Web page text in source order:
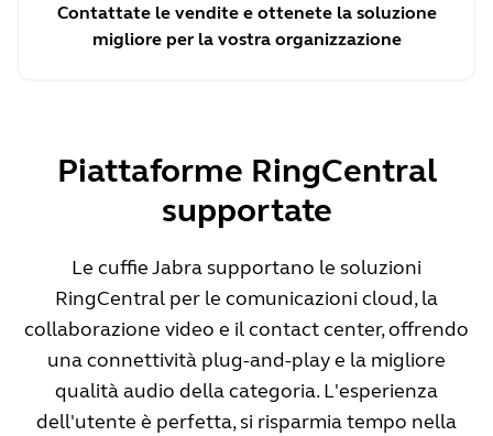
Contattate le vendite e ottenete la soluzione
migliore per la vostra organizzazione
Piattaforme RingCentral
supportate
Le cuffie Jabra supportano le soluzioni
RingCentral per le comunicazioni cloud, la
collaborazione video e il contact center, offrendo
una connettività plug-and-play e la migliore
qualità audio della categoria. L'esperienza
dell'utente è perfetta, si risparmia tempo nella